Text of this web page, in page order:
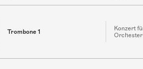
Trombone 1
Konzert
Orchester